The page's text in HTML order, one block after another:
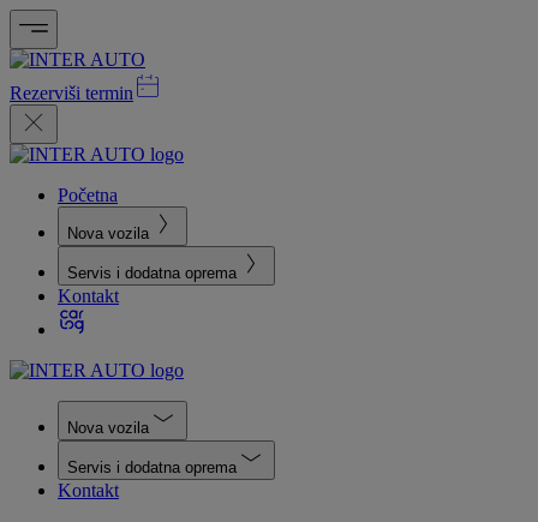
Rezerviši termin
Početna
Nova vozila
Servis i dodatna oprema
Kontakt
Nova vozila
Servis i dodatna oprema
Kontakt